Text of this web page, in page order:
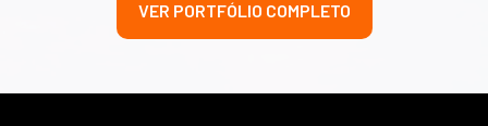
VER PORTFÓLIO COMPLETO